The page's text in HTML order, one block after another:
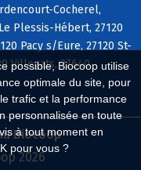
possible, Biocoop utilise
optimale du site, pour
trafic et la performance
personnalisée en toute
à tout moment en
pour vous ?
Cocherel,
Plessis-Hébert, 27120
Pacy s/Eure, 27120 St-
Villegats, 27640
Biocoop
2026